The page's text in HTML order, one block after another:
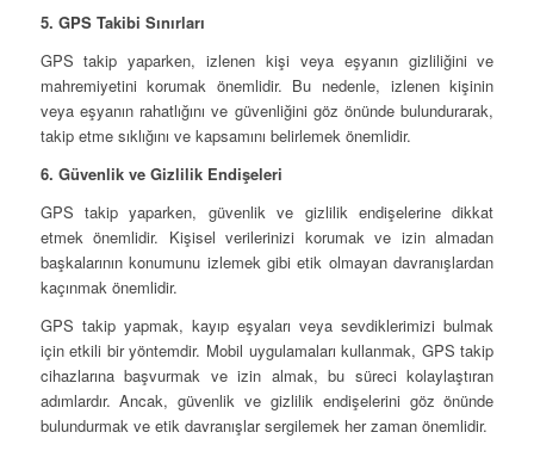
5. GPS Takibi Sınırları
GPS takip yaparken, izlenen kişi veya eşyanın gizliliğini ve
mahremiyetini korumak önemlidir. Bu nedenle, izlenen kişinin
veya eşyanın rahatlığını ve güvenliğini göz önünde bulundurarak,
takip etme sıklığını ve kapsamını belirlemek önemlidir.
6. Güvenlik ve Gizlilik Endişeleri
GPS takip yaparken, güvenlik ve gizlilik endişelerine dikkat
etmek önemlidir. Kişisel verilerinizi korumak ve izin almadan
başkalarının konumunu izlemek gibi etik olmayan davranışlardan
kaçınmak önemlidir.
GPS takip yapmak, kayıp eşyaları veya sevdiklerimizi bulmak
için etkili bir yöntemdir. Mobil uygulamaları kullanmak, GPS takip
cihazlarına başvurmak ve izin almak, bu süreci kolaylaştıran
adımlardır. Ancak, güvenlik ve gizlilik endişelerini göz önünde
bulundurmak ve etik davranışlar sergilemek her zaman önemlidir.